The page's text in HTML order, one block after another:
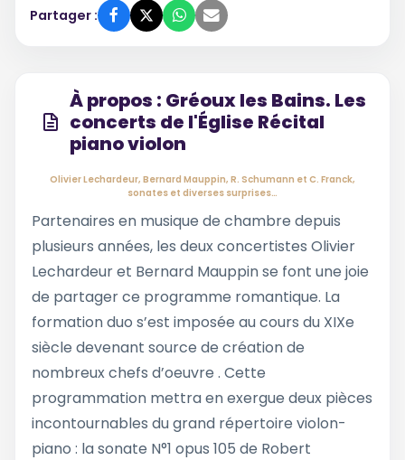
Partager :
À propos : Gréoux les Bains. Les
concerts de l'Église Récital
piano violon
Olivier Lechardeur, Bernard Mauppin, R. Schumann et C. Franck,
sonates et diverses surprises…
Partenaires en musique de chambre depuis
plusieurs années, les deux concertistes Olivier
Lechardeur et Bernard Mauppin se font une joie
de partager ce programme romantique. La
formation duo s’est imposée au cours du XIXe
siècle devenant source de création de
nombreux chefs d’oeuvre . Cette
programmation mettra en exergue deux pièces
incontournables du grand répertoire violon-
piano : la sonate N°1 opus 105 de Robert